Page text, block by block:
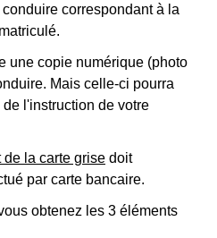
correspondant à la
une copie numérique (photo
Mais celle-ci pourra
l'instruction de votre
de la carte grise doit
par carte bancaire.
obtenez les 3 éléments